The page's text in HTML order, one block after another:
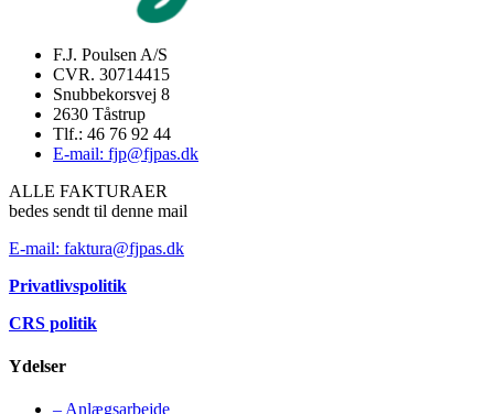
F.J. Poulsen A/S
CVR. 30714415
Snubbekorsvej 8
2630 Tåstrup
Tlf.: 46 76 92 44
E-mail: fjp@fjpas.dk
ALLE FAKTURAER
bedes sendt til denne mail
E-mail: faktura@fjpas.dk
Privatlivspolitik
CRS politik
Ydelser
– Anlægsarbejde